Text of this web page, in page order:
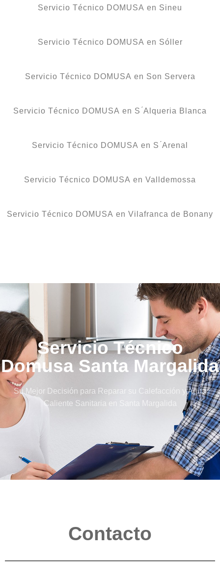
Servicio Técnico DOMUSA en Sineu
Servicio Técnico DOMUSA en Sóller
Servicio Técnico DOMUSA en Son Servera
Servicio Técnico DOMUSA en S ́Alqueria Blanca
Servicio Técnico DOMUSA en S ́Arenal
Servicio Técnico DOMUSA en Valldemossa
Servicio Técnico DOMUSA en Vilafranca de Bonany
Servicio Técnico
Domusa Santa Margalida
Su Mejor Decisión para Reparar su Calefacción y Agua
Caliente Sanitaria en Santa Margalida
Contacto